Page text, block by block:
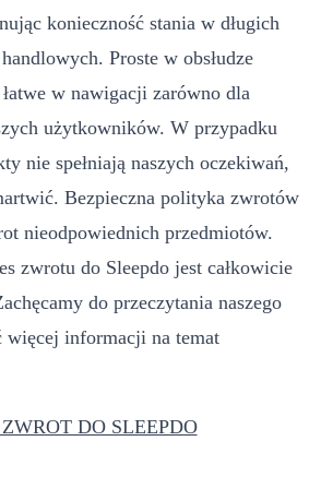
konieczność stania w długich
Proste w obsłudze
w nawigacji zarówno dla
użytkowników. W przypadku
nie spełniają naszych oczekiwań,
Bezpieczna polityka zwrotów
nieodpowiednich przedmiotów.
zwrotu do Sleepdo jest całkowicie
do przeczytania naszego
więcej informacji na temat
DO SLEEPDO